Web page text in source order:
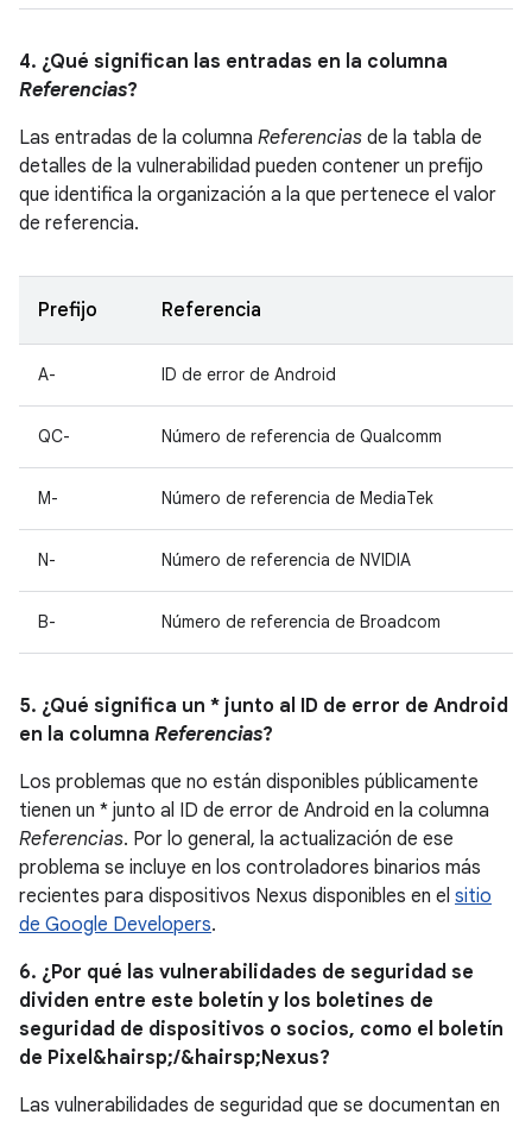
4. ¿Qué significan las entradas en la columna
Referencias?
Las entradas de la columna Referencias de la tabla de
detalles de la vulnerabilidad pueden contener un prefijo
que identifica la organización a la que pertenece el valor
de referencia.
Prefijo Referencia
A- ID de error de Android
QC- Número de referencia de Qualcomm
M- Número de referencia de MediaTek
N- Número de referencia de NVIDIA
B- Número de referencia de Broadcom
5. ¿Qué significa un * junto al ID de error de Android
en la columna Referencias?
Los problemas que no están disponibles públicamente
tienen un * junto al ID de error de Android en la columna
Referencias. Por lo general, la actualización de ese
problema se incluye en los controladores binarios más
recientes para dispositivos Nexus disponibles en el sitio
de Google Developers.
6. ¿Por qué las vulnerabilidades de seguridad se
dividen entre este boletín y los boletines de
seguridad de dispositivos o socios, como el boletín
de Pixel&hairsp;/&hairsp;Nexus?
Las vulnerabilidades de seguridad que se documentan en